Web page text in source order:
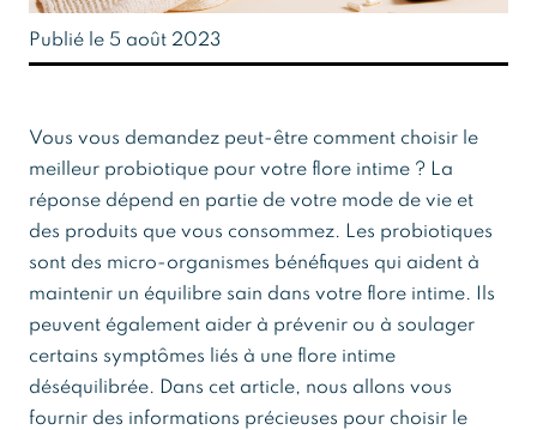
Publié le 5 août 2023
Vous vous demandez peut-être comment choisir le
meilleur probiotique pour votre flore intime ? La
réponse dépend en partie de votre mode de vie et
des produits que vous consommez. Les probiotiques
sont des micro-organismes bénéfiques qui aident à
maintenir un équilibre sain dans votre flore intime. Ils
peuvent également aider à prévenir ou à soulager
certains symptômes liés à une flore intime
déséquilibrée. Dans cet article, nous allons vous
fournir des informations précieuses pour choisir le